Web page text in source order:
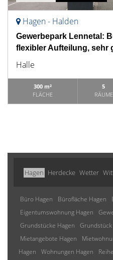
Hagen - Halden
Gewerbepark Lennetal:
flexibler Aufteilung, sehr
Halle
300 m²
FLÄCHE
5
RÄUME
Hagen Herdecke Wetter
Büro Hagen Bürofläche Hagen
Eigentumswohnung Hagen
Grundstücke Hagen
Grundstück
Mietangebote Hagen
Hagen
Wohnungen Hagen